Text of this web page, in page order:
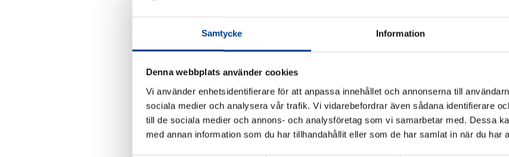
Samtycke Information
Denna webbplats använder cookies
Vi använder enhetsidentifierare för att anpassa innehållet och annonserna till
sociala medier och analysera vår trafik. Vi vidarebefordrar även sådana identifierare
till de sociala medier och annons- och analysföretag som vi samarbetar med. Dessa
med annan information som du har tillhandahållit eller som de har samlat in när du har
Hur går en inseminering till?
Vid insemination på en fertilitetsklinik använder läkaren en tunn
att föra in spermierna i livmodern. I vissa fall kan en behandling i
ägglossningsstimulering också behövas. Insemination kan göras
antingen partnerns sperma eller sperma från en donator. Om en
insemination utförs hemma, för man själv in spermierna med
slang eller en plastspruta. Införandet är vanligtvis smärtfritt. Vid